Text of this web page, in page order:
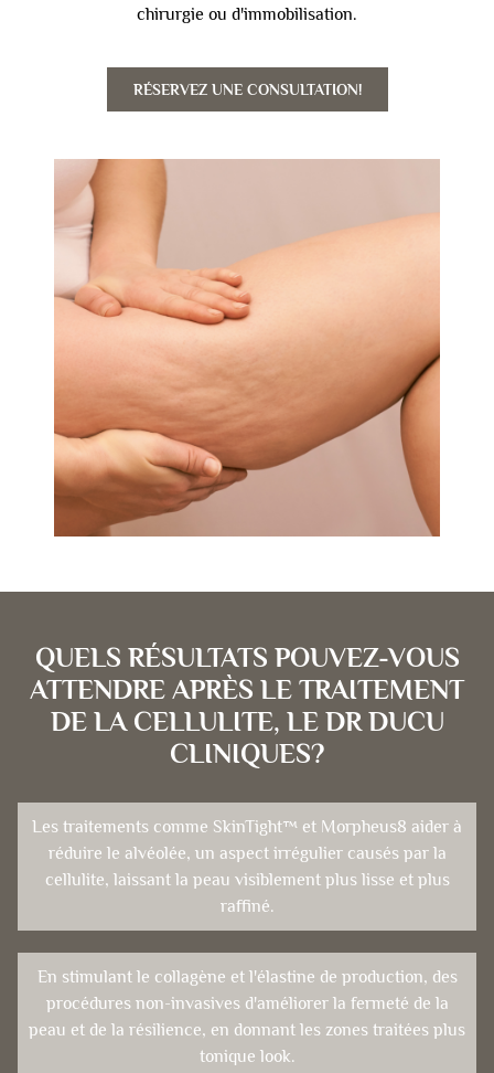
chirurgie ou d'immobilisation.
RÉSERVEZ UNE CONSULTATION!
QUELS RÉSULTATS POUVEZ-VOUS
ATTENDRE APRÈS LE TRAITEMENT
DE LA CELLULITE, LE DR DUCU
CLINIQUES?
Les traitements comme SkinTight™ et Morpheus8 aider à
réduire le alvéolée, un aspect irrégulier causés par la
cellulite, laissant la peau visiblement plus lisse et plus
raffiné.
En stimulant le collagène et l'élastine de production, des
procédures non-invasives d'améliorer la fermeté de la
peau et de la résilience, en donnant les zones traitées plus
tonique look.